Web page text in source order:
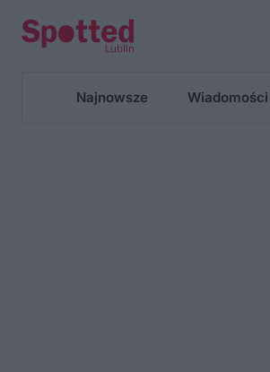
Najnowsze Wiadomości